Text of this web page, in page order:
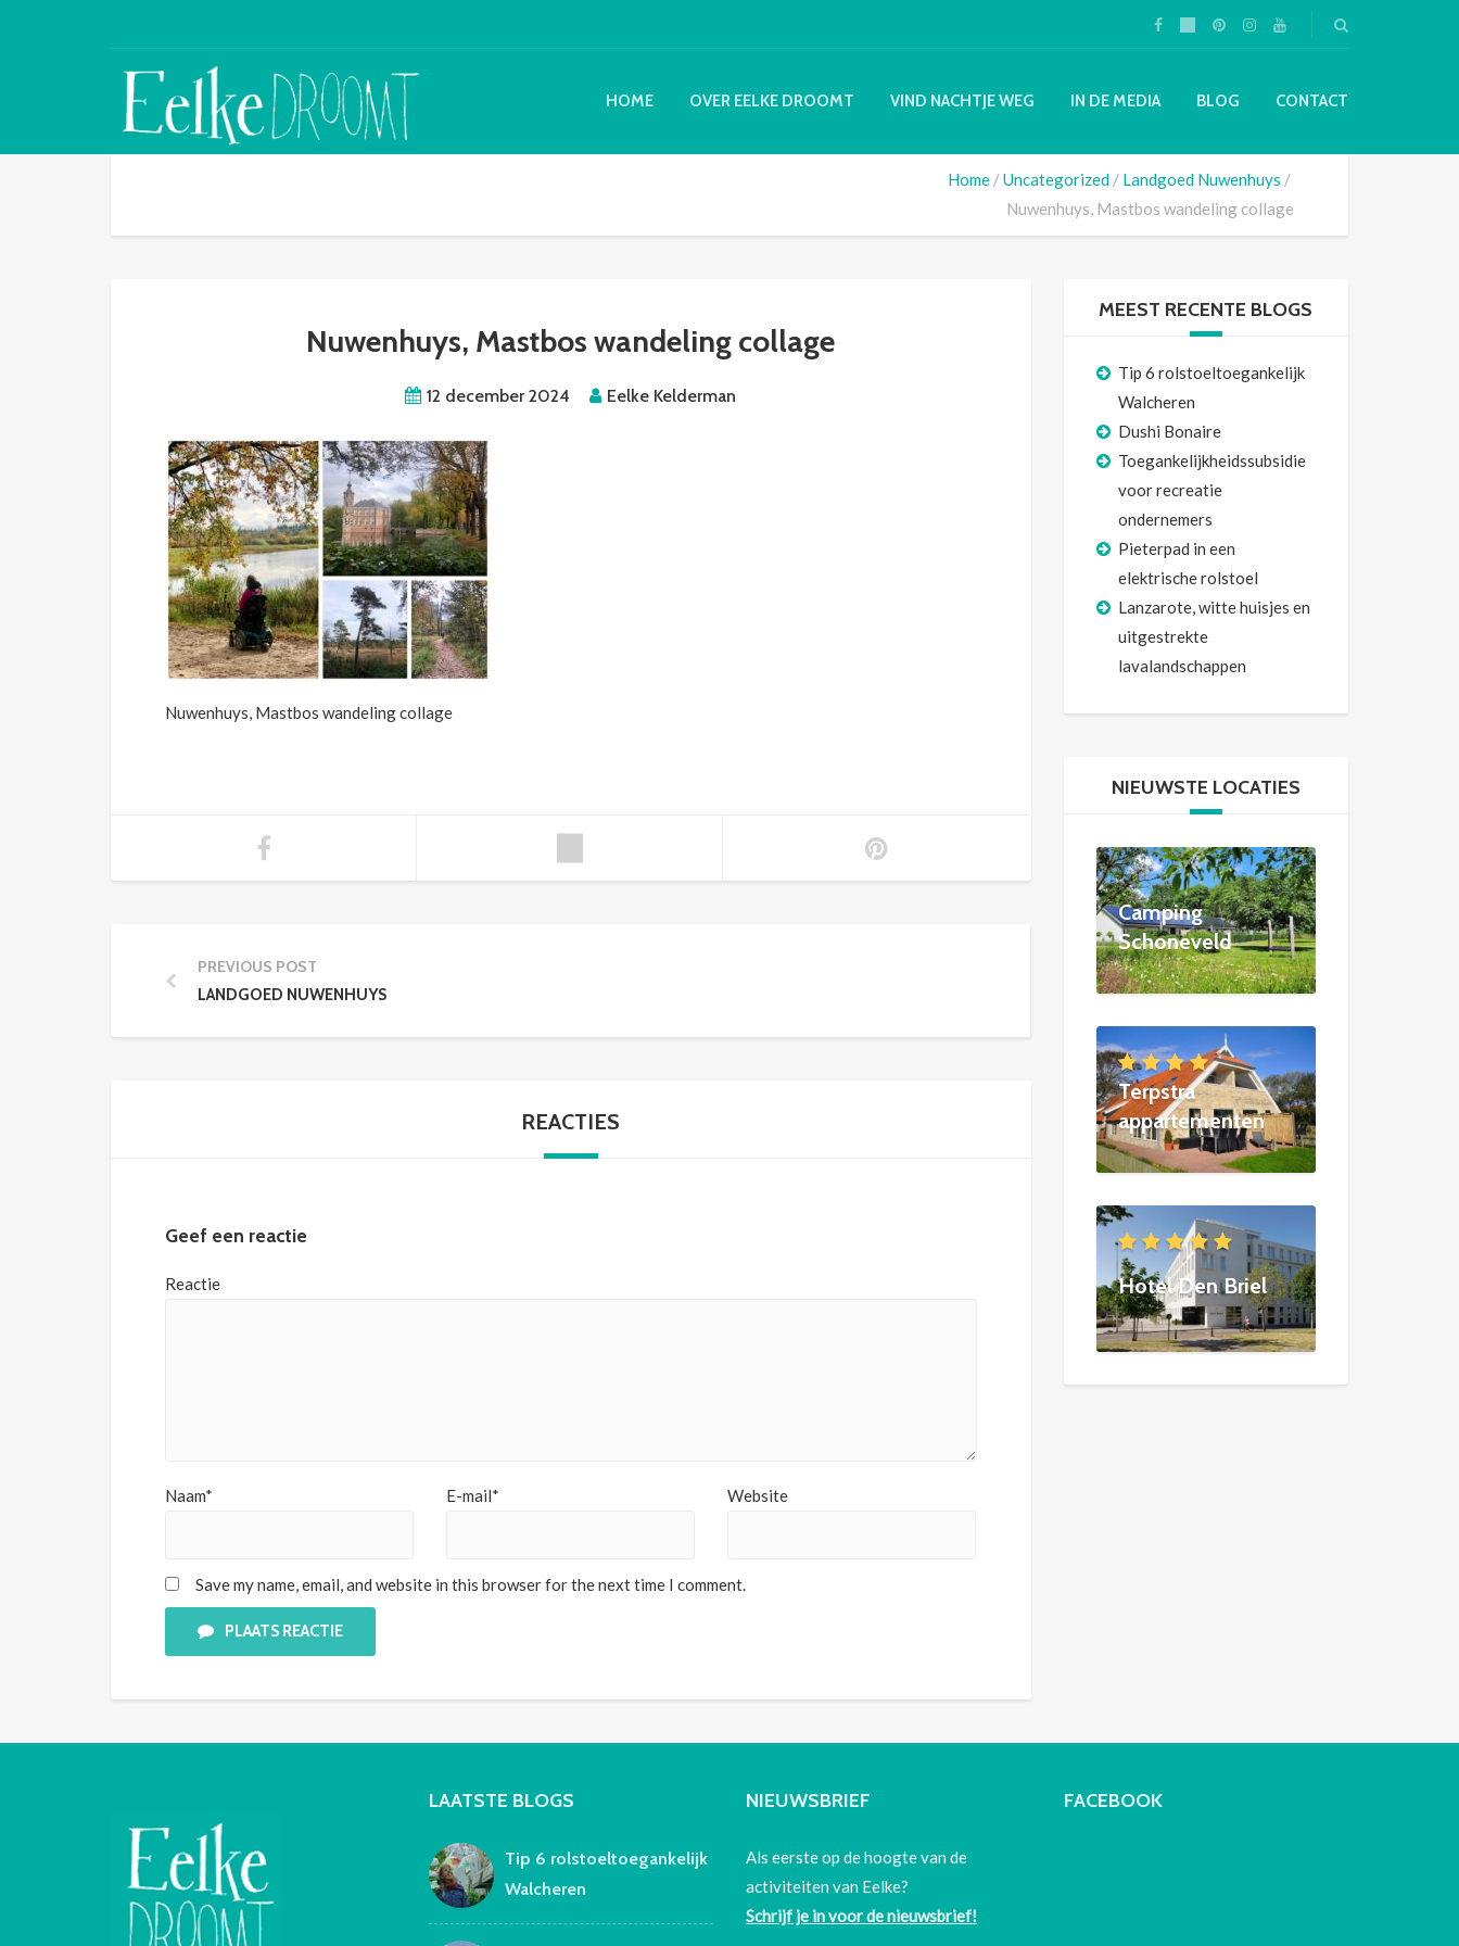
HOME OVER EELKE DROOMT VIND NACHTJE WEG IN DE MEDIA BLOG CONTACT
Home Uncategorized
Landgoed Nuwenhuys
Nuwenhuys, Mastbos wandeling collage
Nuwenhuys, Mastbos wandeling collage
12 december 2024 Eelke Kelderman
Nuwenhuys, Mastbos wandeling collage
PREVIOUS POST
LANDGOED NUWENHUYS
REACTIES
Geef een reactie
Reactie
Naam* E-mail* Website
Save my name, email, and website in this browser for the next time I comment.
PLAATS REACTIE
MEEST RECENTE BLOGS
Tip 6 rolstoeltoegankelijk
Walcheren
Dushi Bonaire
Toegankelijkheidssubsidie
voor recreatie
ondernemers
Pieterpad in een
elektrische rolstoel
Lanzarote, witte huisjes en
uitgestrekte
lavalandschappen
NIEUWSTE LOCATIES
Camping
Schoneveld
Terpstra
appartementen
Hotel Den Briel
LAATSTE BLOGS
Tip 6 rolstoeltoegankelijk
Walcheren
NIEUWSBRIEF
Als eerste op de hoogte van de
activiteiten van Eelke?
Schrijf je in voor de nieuwsbrief!
FACEBOOK